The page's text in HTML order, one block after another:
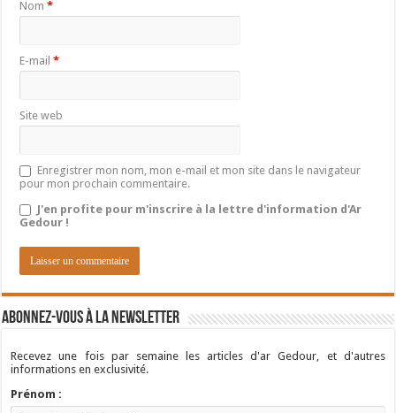
Nom*
E-mail*
Site web
Enregistrer mon nom, mon e-mail et mon site dans le navigateur
pour mon prochain commentaire.
J'en profite pour m'inscrire à la lettre d'information d'Ar
Gedour !
Abonnez-vous à la newsletter
Recevez une fois par semaine les articles d'ar Gedour, et d'autres
informations en exclusivité.
Prénom :